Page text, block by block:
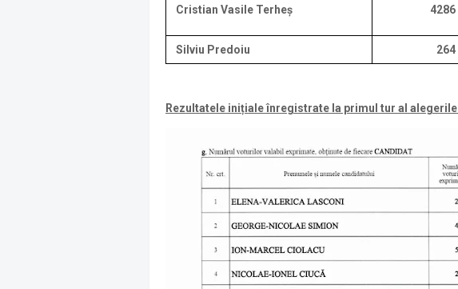
Cristian Vasile Terheș 4286
Silviu Predoiu 264
Rezultatele inițiale înregistrate la primul tur al